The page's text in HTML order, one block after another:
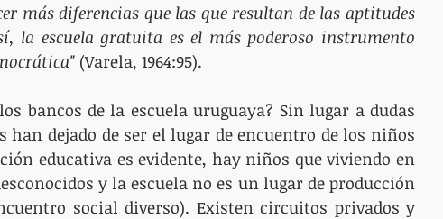
más diferencias que las que resultan de las aptitudes
la escuela gratuita es el más poderoso instrumento
(Varela, 1964:95).
bancos de la escuela uruguaya? Sin lugar a dudas
han dejado de ser el lugar de encuentro de los niños
educativa es evidente, hay niños que viviendo en
y la escuela no es un lugar de producción
social diverso). Existen circuitos privados y